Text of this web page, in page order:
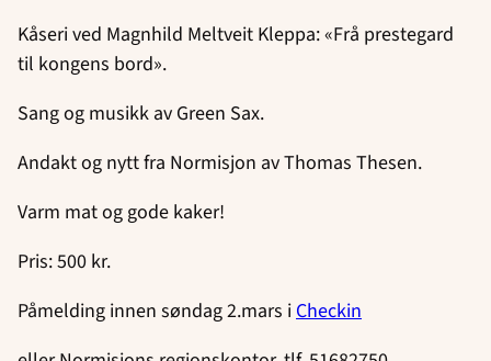
Kåseri ved Magnhild Meltveit Kleppa: «Frå prestegard
til kongens bord».
Sang og musikk av Green Sax.
Andakt og nytt fra Normisjon av Thomas Thesen.
Varm mat og gode kaker!
Pris: 500 kr.
Påmelding innen søndag 2.mars i Checkin